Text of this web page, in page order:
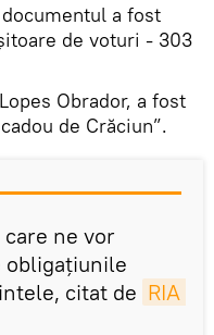
a fost
de voturi - 303
Obrador, a fost
de Crăciun”.
ne vor
obligațiunile
citat de RIA